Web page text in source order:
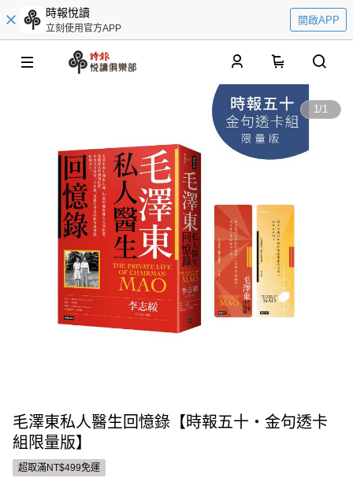
時報悅讀
立刻使用官方APP
開啟APP
1/1
毛澤東私人醫生回憶錄【時報五十‧金句透卡
組限量版】
超取滿NT$499免運